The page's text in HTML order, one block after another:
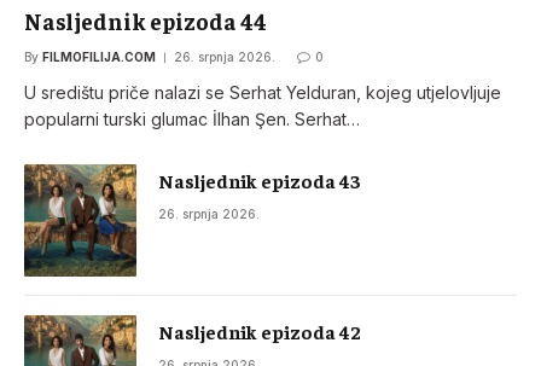
Nasljednik epizoda 44
By FILMOFILIJA.COM 26. srpnja 2026. 0
U središtu priče nalazi se Serhat Yelduran, kojeg utjelovljuje
popularni turski glumac İlhan Şen. Serhat…
Nasljednik epizoda 43
26. srpnja 2026.
Nasljednik epizoda 42